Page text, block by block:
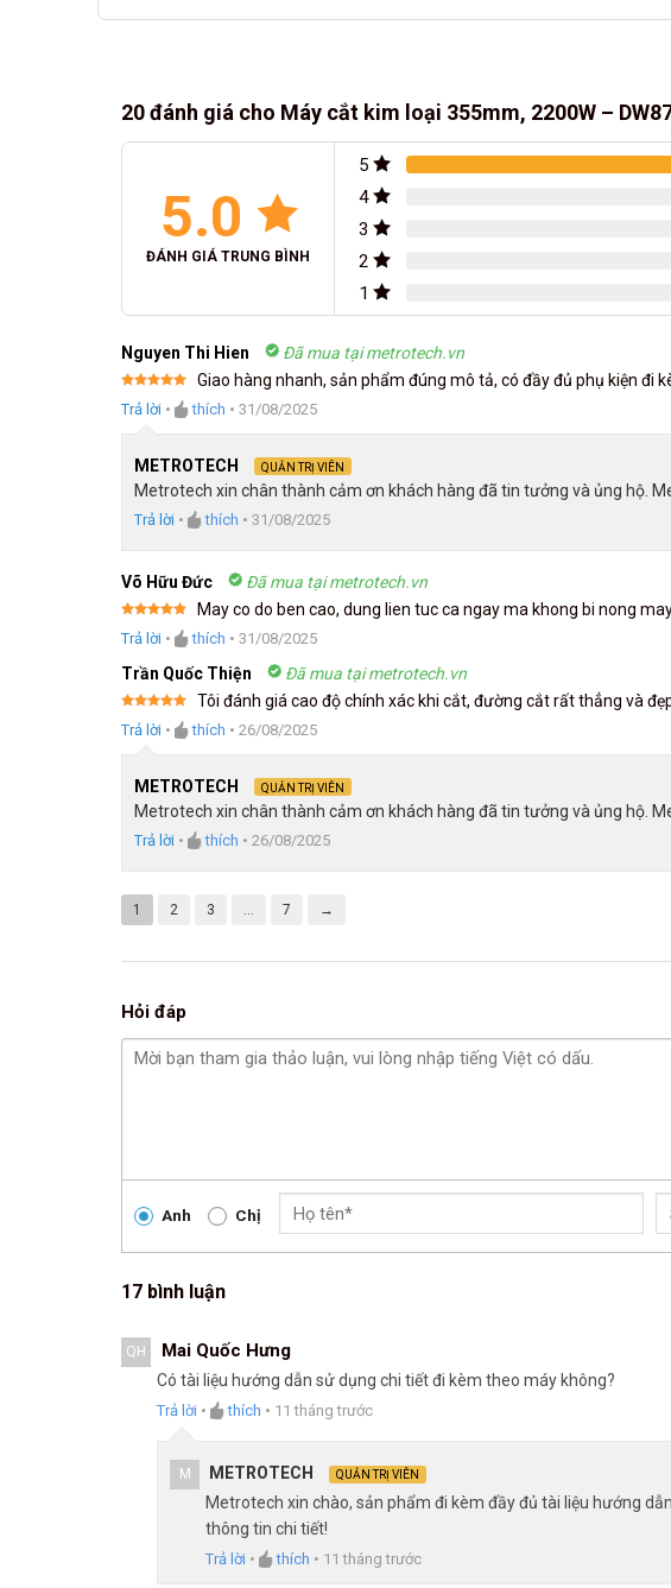
20 đánh giá cho Máy cắt kim loại 355mm, 2200W –
5.0
ĐÁNH GIÁ TRUNG BÌNH
5
4
3
2
1
Nguyen Thi Hien Đã mua tại metrotech.vn
hạng5 5
Giao hàng nhanh, sản phẩm đúng mô tả, có đầy đủ phụ kiện đi
Trả lời • thích • 31/08/2025
METROTECH QUẢN TRỊ VIÊN
Metrotech xin chân thành cảm ơn khách hàng đã tin tưởng và ủng hộ.
Trả lời • thích • 31/08/2025
Võ Hữu Đức Đã mua tại metrotech.vn
hạng5 5
May co do ben cao, dung lien tuc ca ngay ma khong bi nong
Trả lời • thích • 31/08/2025
Trần Quốc Thiện Đã mua tại metrotech.vn
hạng5 5
Tôi đánh giá cao độ chính xác khi cắt, đường cắt rất thẳng và
Trả lời • thích • 26/08/2025
METROTECH QUẢN TRỊ VIÊN
Metrotech xin chân thành cảm ơn khách hàng đã tin tưởng và ủng hộ.
Trả lời • thích • 26/08/2025
1 2 3 … 7 →
Hỏi đáp
Anh Chị
17 bình luận
QH Mai Quốc Hưng
Có tài liệu hướng dẫn sử dụng chi tiết đi kèm theo máy không?
Trả lời • thích • 11 tháng trước
M METROTECH QUẢN TRỊ VIÊN
Metrotech xin chào, sản phẩm đi kèm đầy đủ tài liệu hướng
thông tin chi tiết!
Trả lời • thích • 11 tháng trước